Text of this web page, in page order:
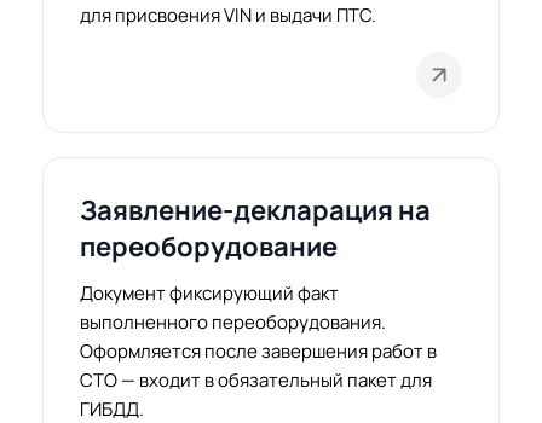
для присвоения VIN и выдачи ПТС.
Заявление-декларация на
переоборудование
Документ фиксирующий факт
выполненного переоборудования.
Оформляется после завершения работ в
СТО — входит в обязательный пакет для
ГИБДД.